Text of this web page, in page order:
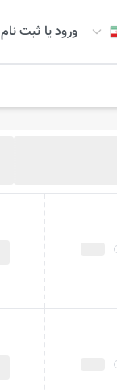
ورود یا ثبت نام